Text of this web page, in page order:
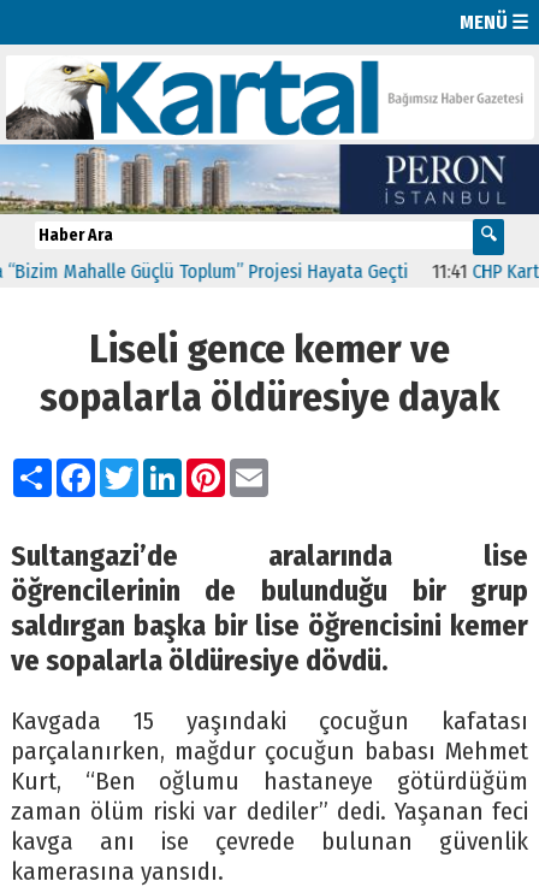
MENÜ ☰
Mahalle Güçlü Toplum” Projesi Hayata Geçti 11:41 CHP
Liseli gence kemer ve
sopalarla öldüresiye dayak
PaylaşFacebook
TwitterLinkedIn
Pinterest
Email
Sultangazi’de aralarında lise
öğrencilerinin de bulunduğu bir grup
saldırgan başka bir lise öğrencisini kemer
ve sopalarla öldüresiye dövdü.
Kavgada 15 yaşındaki çocuğun kafatası
parçalanırken, mağdur çocuğun babası Mehmet
Kurt, “Ben oğlumu hastaneye götürdüğüm
zaman ölüm riski var dediler” dedi. Yaşanan feci
kavga anı ise çevrede bulunan güvenlik
kamerasına yansıdı.